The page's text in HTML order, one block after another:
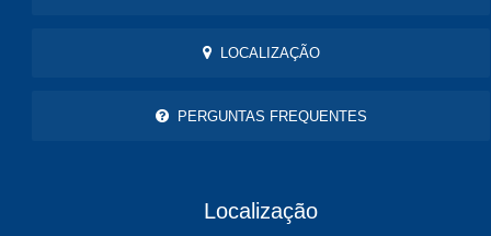
LOCALIZAÇÃO
PERGUNTAS FREQUENTES
Localização